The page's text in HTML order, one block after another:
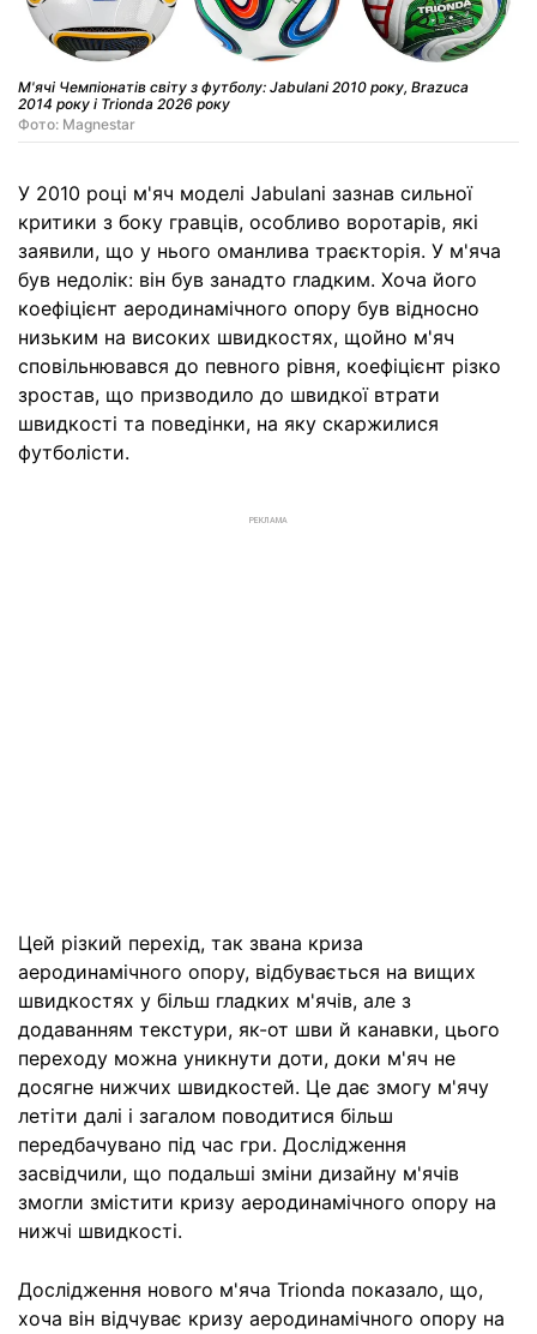
М'ячі Чемпіонатів світу з футболу: Jabulani 2010 року, Brazuca
2014 року і Trionda 2026 року
Фото: Magnestar
У 2010 році м'яч моделі Jabulani зазнав сильної
критики з боку гравців, особливо воротарів, які
заявили, що у нього оманлива траєкторія. У м'яча
був недолік: він був занадто гладким. Хоча його
коефіцієнт аеродинамічного опору був відносно
низьким на високих швидкостях, щойно м'яч
сповільнювався до певного рівня, коефіцієнт різко
зростав, що призводило до швидкої втрати
швидкості та поведінки, на яку скаржилися
футболісти.
РЕКЛАМА
Цей різкий перехід, так звана криза
аеродинамічного опору, відбувається на вищих
швидкостях у більш гладких м'ячів, але з
додаванням текстури, як-от шви й канавки, цього
переходу можна уникнути доти, доки м'яч не
досягне нижчих швидкостей. Це дає змогу м'ячу
летіти далі і загалом поводитися більш
передбачувано під час гри. Дослідження
засвідчили, що подальші зміни дизайну м'ячів
змогли змістити кризу аеродинамічного опору на
нижчі швидкості.
Дослідження нового м'яча Trionda показало, що,
хоча він відчуває кризу аеродинамічного опору на